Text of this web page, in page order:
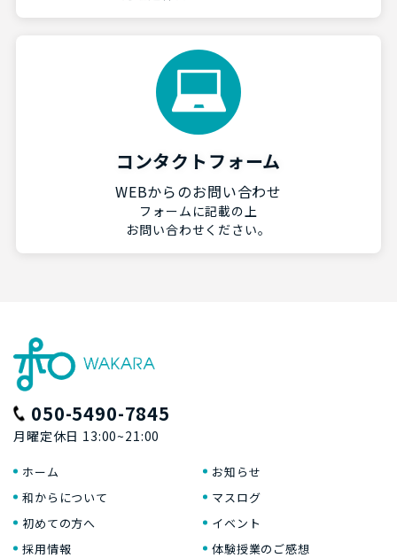
コンタクトフォーム
WEBからのお問い合わせ
フォームに記載の上
お問い合わせください。
050-5490-7845
月曜定休日 13:00~21:00
ホーム
和からについて
初めての方へ
採用情報
お知らせ
マスログ
イベント
体験授業のご感想